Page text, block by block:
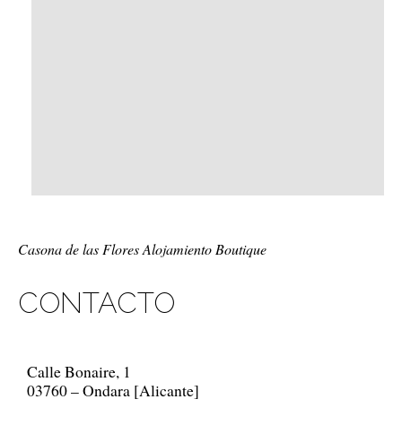
Casona de las Flores Alojamiento Boutique
CONTACTO
Calle Bonaire, 1
03760 – Ondara [Alicante]